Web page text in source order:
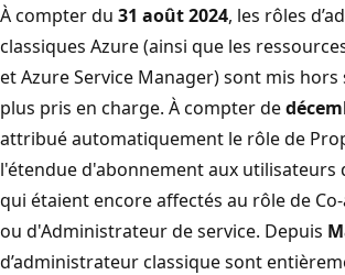
À compter du 31 août 2024, les rôles
classiques Azure (ainsi que les
et Azure Service Manager) sont mis
plus pris en charge. À compter de
attribué automatiquement le rôle de
l'étendue d'abonnement aux utilisateurs
qui étaient encore affectés au rôle de
ou d'Administrateur de service. Depuis
d’administrateur classique sont